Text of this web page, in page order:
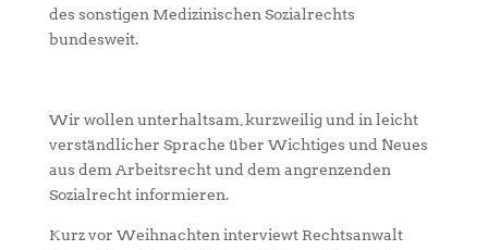
des sonstigen Medizinischen Sozialrechts
bundesweit.
Wir wollen unterhaltsam, kurzweilig und in leicht
verständlicher Sprache über Wichtiges und Neues
aus dem Arbeitsrecht und dem angrenzenden
Sozialrecht informieren.
Kurz vor Weihnachten interviewt Rechtsanwalt